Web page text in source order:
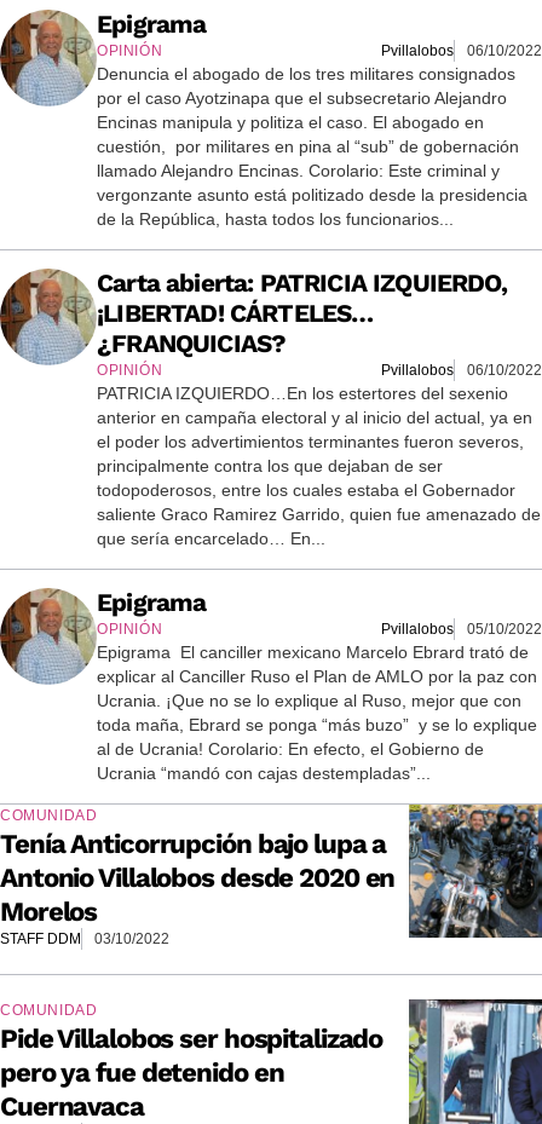
Epigrama
OPINIÓN Pvillalobos 06/10/2022
Denuncia el abogado de los tres militares consignados
por el caso Ayotzinapa que el subsecretario Alejandro
Encinas manipula y politiza el caso. El abogado en
cuestión, por militares en pina al “sub” de gobernación
llamado Alejandro Encinas. Corolario: Este criminal y
vergonzante asunto está politizado desde la presidencia
de la República, hasta todos los funcionarios...
Carta abierta: PATRICIA IZQUIERDO,
¡LIBERTAD! CÁRTELES…
¿FRANQUICIAS?
OPINIÓN Pvillalobos 06/10/2022
PATRICIA IZQUIERDO…En los estertores del sexenio
anterior en campaña electoral y al inicio del actual, ya en
el poder los advertimientos terminantes fueron severos,
principalmente contra los que dejaban de ser
todopoderosos, entre los cuales estaba el Gobernador
saliente Graco Ramirez Garrido, quien fue amenazado de
que sería encarcelado… En...
Epigrama
OPINIÓN Pvillalobos 05/10/2022
Epigrama El canciller mexicano Marcelo Ebrard trató de
explicar al Canciller Ruso el Plan de AMLO por la paz con
Ucrania. ¡Que no se lo explique al Ruso, mejor que con
toda maña, Ebrard se ponga “más buzo” y se lo explique
al de Ucrania! Corolario: En efecto, el Gobierno de
Ucrania “mandó con cajas destempladas”...
COMUNIDAD
Tenía Anticorrupción bajo lupa a
Antonio Villalobos desde 2020 en
Morelos
STAFF DDM 03/10/2022
COMUNIDAD
Pide Villalobos ser hospitalizado
pero ya fue detenido en
Cuernavaca